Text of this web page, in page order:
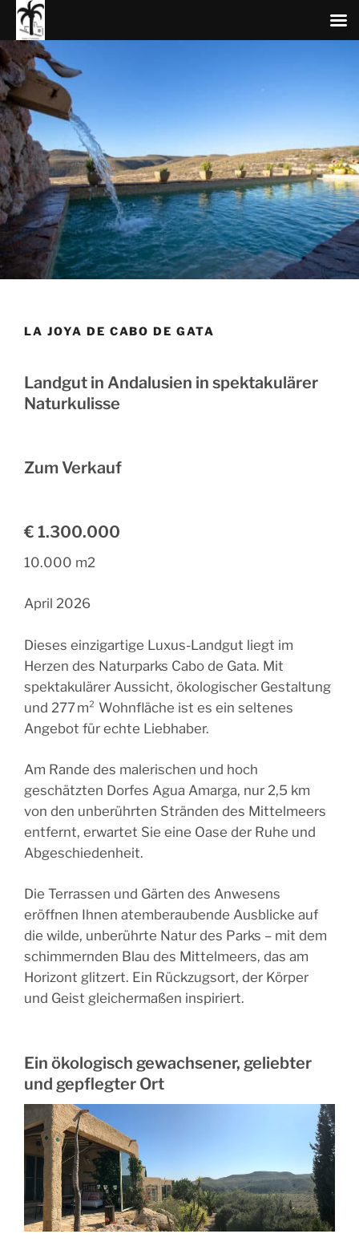
Zum
Inhalt
springen
LA JOYA DE CABO DE GATA
Landgut in Andalusien in spektakulärer
Naturkulisse
Zum Verkauf
€ 1.300.000
10.000 m2
April 2026
Dieses einzigartige Luxus-Landgut liegt im
Herzen des Naturparks Cabo de Gata. Mit
spektakulärer Aussicht, ökologischer Gestaltung
und 277 m² Wohnfläche ist es ein seltenes
Angebot für echte Liebhaber.
Am Rande des malerischen und hoch
geschätzten Dorfes Agua Amarga, nur 2,5 km
von den unberührten Stränden des Mittelmeers
entfernt, erwartet Sie eine Oase der Ruhe und
Abgeschiedenheit.
Die Terrassen und Gärten des Anwesens
eröffnen Ihnen atemberaubende Ausblicke auf
die wilde, unberührte Natur des Parks – mit dem
schimmernden Blau des Mittelmeers, das am
Horizont glitzert. Ein Rückzugsort, der Körper
und Geist gleichermaßen inspiriert.
Ein ökologisch gewachsener, geliebter
und gepflegter Ort